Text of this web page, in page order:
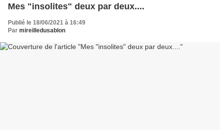
Mes "insolites" deux par deux....
Publié le 18/06/2021 à 16:49
Par mireilledusablon